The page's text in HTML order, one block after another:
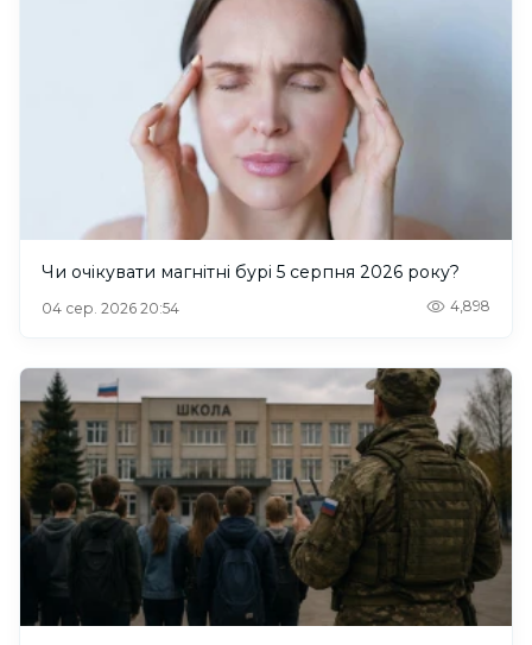
Чи очікувати магнітні бурі 5 серпня 2026 року?
04 сер. 2026 20:54 4,898